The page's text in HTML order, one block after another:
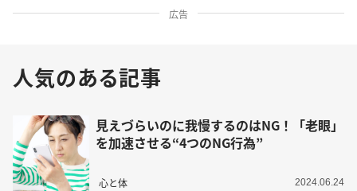
広告
人気のある記事
見えづらいのに我慢するのはNG！「老眼」
を加速させる“4つのNG行為”
心と体 2024.06.24